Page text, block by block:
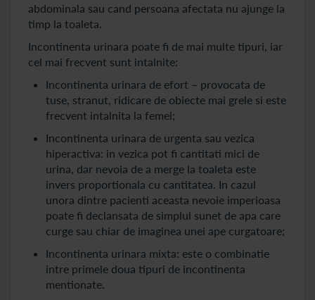
abdominala sau cand persoana afectata nu ajunge la
timp la toaleta.
Incontinenta urinara poate fi de mai multe tipuri, iar
cel mai frecvent sunt intalnite:
Incontinenta urinara de efort – provocata de
tuse, stranut, ridicare de obiecte mai grele si este
frecvent intalnita la femei;
Incontinenta urinara de urgenta sau vezica
hiperactiva: in vezica pot fi cantitati mici de
urina, dar nevoia de a merge la toaleta este
invers proportionala cu cantitatea. In cazul
unora dintre pacienti aceasta nevoie imperioasa
poate fi declansata de simplul sunet de apa care
curge sau chiar de imaginea unei ape curgatoare;
Incontinenta urinara mixta: este o combinatie
intre primele doua tipuri de incontinenta
mentionate.